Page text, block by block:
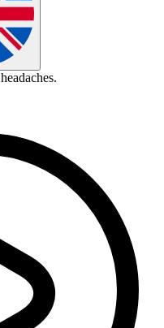
headaches.